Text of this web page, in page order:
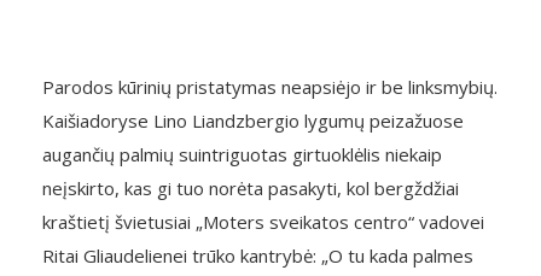
Parodos kūrinių pristatymas neapsiėjo ir be linksmybių.
Kaišiadoryse Lino Liandzbergio lygumų peizažuose
augančių palmių suintriguotas girtuoklėlis niekaip
neįskirto, kas gi tuo norėta pasakyti, kol bergždžiai
kraštietį švietusiai „Moters sveikatos centro“ vadovei
Ritai Gliaudelienei trūko kantrybė: „O tu kada palmes